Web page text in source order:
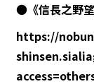
●《信長之野
https://